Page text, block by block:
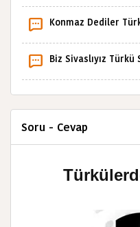
Konmaz Dediler
Biz Sivaslıyız Türkü
Soru - Cevap